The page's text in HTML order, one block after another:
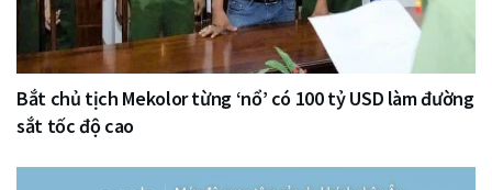
Bắt chủ tịch Mekolor từng ‘nổ’ có 100 tỷ USD làm đường
sắt tốc độ cao